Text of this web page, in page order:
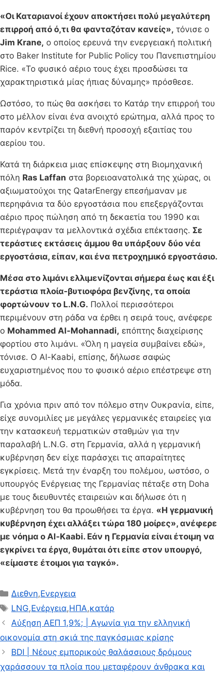
«Οι Καταριανοί έχουν αποκτήσει πολύ μεγαλύτερη
επιρροή από ό,τι θα φανταζόταν κανείς», τόνισε ο
Jim Krane, ο οποίος ερευνά την ενεργειακή πολιτική
στο Baker Institute for Public Policy του Πανεπιστημίου
Rice. «Το φυσικό αέριο τους έχει προσδώσει τα
χαρακτηριστικά μίας ήπιας δύναμης» πρόσθεσε.
Ωστόσο, το πώς θα ασκήσει το Κατάρ την επιρροή του
στο μέλλον είναι ένα ανοιχτό ερώτημα, αλλά προς το
παρόν κεντρίζει τη διεθνή προσοχή εξαιτίας του
αερίου του.
Κατά τη διάρκεια μιας επίσκεψης στη Βιομηχανική
πόλη Ras Laffan στα βορειοανατολικά της χώρας, οι
αξιωματούχοι της QatarEnergy επεσήμαναν με
περηφάνια τα δύο εργοστάσια που επεξεργάζονται
αέριο προς πώληση από τη δεκαετία του 1990 και
περιέγραψαν τα μελλοντικά σχέδια επέκτασης. Σε
τεράστιες εκτάσεις άμμου θα υπάρξουν δύο νέα
εργοστάσια, είπαν, και ένα πετροχημικό εργοστάσιο.
Μέσα στο λιμάνι ελλιμενίζονται σήμερα έως και έξι
τεράστια πλοία-βυτιοφόρα βενζίνης, τα οποία
φορτώνουν το L.N.G. Πολλοί περισσότεροι
περιμένουν στη ράδα να έρθει η σειρά τους, ανέφερε
ο Mohammed Al-Mohannadi, επόπτης διαχείρισης
φορτίου στο λιμάνι. «Όλη η μαγεία συμβαίνει εδώ»,
τόνισε. Ο Al-Kaabi, επίσης, δήλωσε σαφώς
ευχαριστημένος που το φυσικό αέριο επέστρεψε στη
μόδα.
Για χρόνια πριν από τον πόλεμο στην Ουκρανία, είπε,
είχε συνομιλίες με μεγάλες γερμανικές εταιρείες για
την κατασκευή τερματικών σταθμών για την
παραλαβή L.N.G. στη Γερμανία, αλλά η γερμανική
κυβέρνηση δεν είχε παράσχει τις απαραίτητες
εγκρίσεις. Μετά την έναρξη του πολέμου, ωστόσο, ο
υπουργός Ενέργειας της Γερμανίας πέταξε στη Doha
με τους διευθυντές εταιρειών και δήλωσε ότι η
κυβέρνηση του θα προωθήσει τα έργα. «Η γερμανική
κυβέρνηση έχει αλλάξει τώρα 180 μοίρες», ανέφερε
με νόημα ο Al-Kaabi. Εάν η Γερμανία είναι έτοιμη να
εγκρίνει τα έργα, θυμάται ότι είπε στον υπουργό,
«είμαστε έτοιμοι για ταγκό».
Κατηγορίες
Διεθνη,Ενεργεια
Ετικέτες
LNG,Ενέργεια,ΗΠΑ,κατάρ
Αύξηση ΑΕΠ 1,9%; | Αγωνία για την ελληνική
οικονομία στη σκιά της παγκόσμιας κρίσης
BDI | Νέους εμπορικούς θαλάσσιους δρόμους
χαράσσουν τα πλοία που μεταφέρουν άνθρακα και